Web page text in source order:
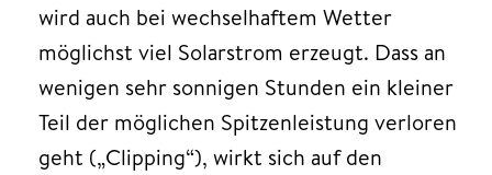
wird auch bei wechselhaftem Wetter
möglichst viel Solarstrom erzeugt. Dass an
wenigen sehr sonnigen Stunden ein kleiner
Teil der möglichen Spitzenleistung verloren
geht („Clipping“), wirkt sich auf den